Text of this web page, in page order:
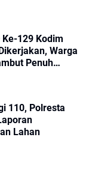
129 Kodim
Warga
Penuh
110, Polresta
Lahan